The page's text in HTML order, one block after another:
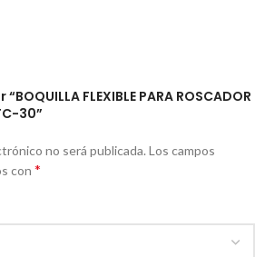
FLEXIBLE PARA ROSCADOR
30”
no será publicada. Los campos
con *